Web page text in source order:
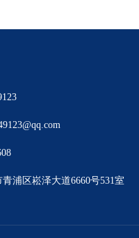
浦区崧泽大道6660号531室